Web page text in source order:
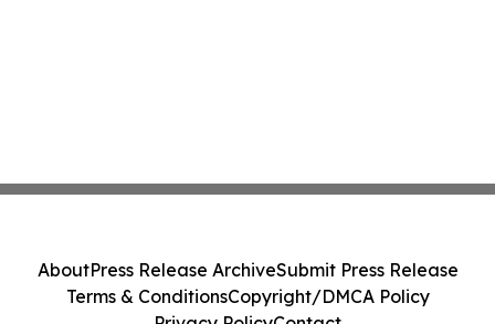
AboutPress Release ArchiveSubmit Press Release
Terms & ConditionsCopyright/DMCA Policy